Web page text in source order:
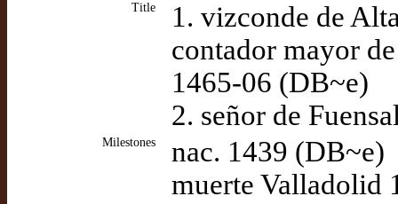
Title
1. vizconde de
contador mayor
1465-06 (DB~e)
2. señor de
Milestones
nac. 1439 (DB~e)
muerte Valladolid